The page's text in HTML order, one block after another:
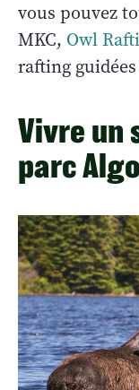
vous pouvez
MKC, Owl
rafting
Vivre un
parc